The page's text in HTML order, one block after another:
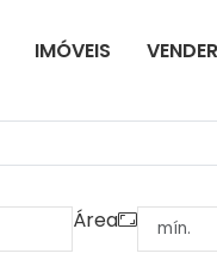
IMÓVEIS VENDER
Área